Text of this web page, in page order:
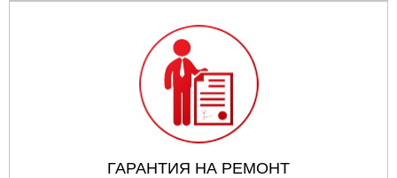
ГАРАНТИЯ НА РЕМОНТ